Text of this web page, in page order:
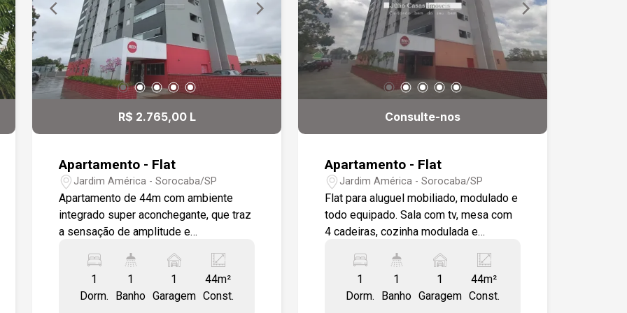
coletivas Ótima localização: -A 2 min da
Rodovia Raposo Tavares -A 2 min do
Shopping Iguatemi Esplanada -A 4 min
do Supermercado Tauste Campolim -A
6 min do Mercadão Campolim -Bairro
com ampla infraestrutura de comércios
R$ 2.765,00 L
Apartamento - Flat
Jardim América - Sorocaba/SP
Apartamento de 44m com ambiente
integrado super aconchegante, que traz
a sensação de amplitude e
mobiliado localizado a 5 min Shopping
Iguatemi. Garagem coberta O imóvel
possui armários planejados, Fogão,
1
Dorm.
1
Banho
1
Garagem
44m²
Const.
Consulte-nos
Apartamento - Flat
Jardim América - Sorocaba/SP
Flat para aluguel mobiliado, modulado e
todo equipado. Sala com tv, mesa com
4 cadeiras, cozinha modulada e
Banheiro com box em vidro.-, gabinete,
espelho. 1 vaga de garagem coberta.
Condomínio com academia, lavanderia,
1
Dorm.
1
Banho
1
Garagem
44m²
Const.